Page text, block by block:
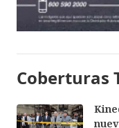
Coberturas